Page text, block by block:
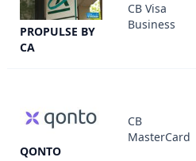
PROPULSE BY
CA
CB Visa
Business
QONTO
CB
MasterCard